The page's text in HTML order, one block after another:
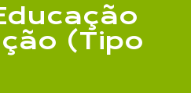
(Tipo